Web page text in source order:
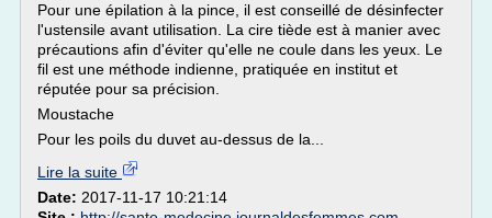
Pour une épilation à la pince, il est conseillé de désinfecter
l'ustensile avant utilisation. La cire tiède est à manier avec
précautions afin d'éviter qu'elle ne coule dans les yeux. Le
fil est une méthode indienne, pratiquée en institut et
réputée pour sa précision.
Moustache
Pour les poils du duvet au-dessus de la...
Lire la suite
Date: 2017-11-17 10:21:14